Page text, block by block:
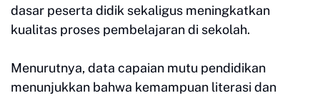
dasar peserta didik sekaligus meningkatkan
kualitas proses pembelajaran di sekolah.
Menurutnya, data capaian mutu pendidikan
menunjukkan bahwa kemampuan literasi dan